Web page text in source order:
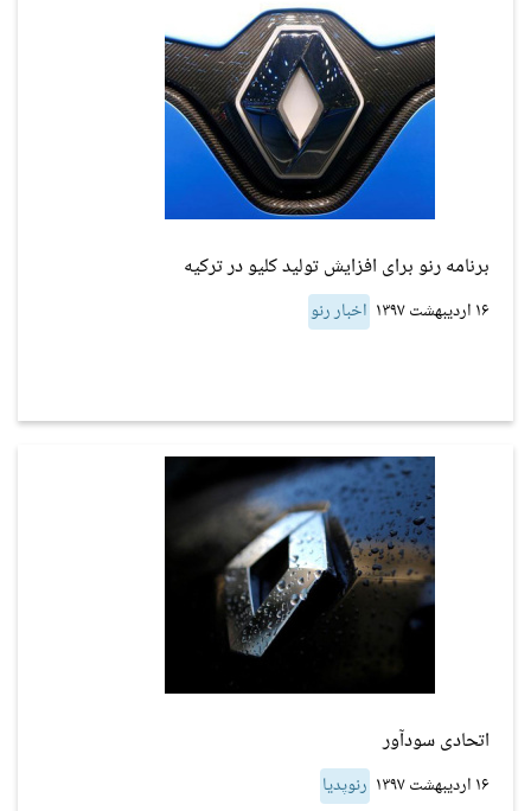
برنامه رنو برای افزایش تولید کلیو در ترکیه
۱۶ اردیبهشت ۱۳۹۷ اخبار رنو
اتحادی سودآور
۱۶ اردیبهشت ۱۳۹۷ رنوپدیا